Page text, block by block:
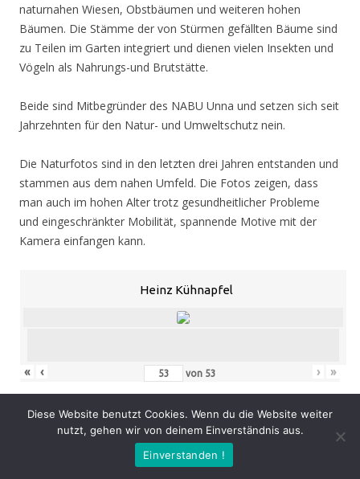
naturnahen Wiesen, Obstbäumen und weiteren hohen
Bäumen. Die Stämme der von Stürmen gefällten Bäume sind
zu Teilen im Garten integriert und dienen vielen Insekten und
Vögeln als Nahrungs-und Brutstätte.
Beide sind Mitbegründer des NABU Unna und setzen sich seit
Jahrzehnten für den Natur- und Umweltschutz nein.
Die Naturfotos sind in den letzten drei Jahren entstanden und
stammen aus dem nahen Umfeld. Die Fotos zeigen, dass
man auch im hohen Alter trotz gesundheitlicher Probleme
und eingeschränkter Mobilität, spannende Motive mit der
Kamera einfangen kann.
Heinz Kühnapfel
« ‹ von 53 › »
Eröffnung : Donnerstag 05.11.20, 19.00 Uhr
: 05.11. – 07.02.21, geöffnet Mo. – Do. 8.30 – 16.00 Uhr,
Fr. 8.30 – 14.00 Uhr und nach Vereinbarung (durch Tagungen
oder Seminare kann zeitweise der Zugang zur Ausstellung
Diese Website benutzt Cookies. Wenn du die Website weiter
nutzt, gehen wir von deinem Einverständnis aus.
Einverstanden !